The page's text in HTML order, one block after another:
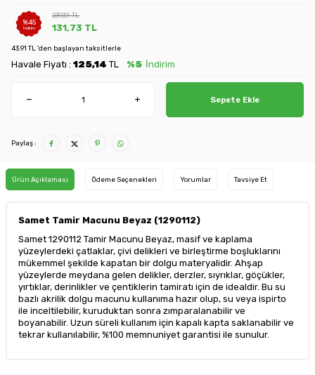
%45
İndirim
239,51TL
131,73 TL
43.91 TL 'den başlayan taksitlerle
Havale Fiyatı : 125,14 TL %5 İndirim
Sepete Ekle
Paylaş :
Ürün Açıklaması Ödeme Seçenekleri Yorumlar Tavsiye Et
Samet Tamir Macunu Beyaz (1290112)
Samet 1290112 Tamir Macunu Beyaz, masif ve kaplama
yüzeylerdeki çatlaklar, çivi delikleri ve birleştirme boşluklarını
mükemmel şekilde kapatan bir dolgu materyalidir. Ahşap
yüzeylerde meydana gelen delikler, derzler, sıyrıklar, göçükler,
yırtıklar, derinlikler ve çentiklerin tamiratı için de idealdir. Bu su
bazlı akrilik dolgu macunu kullanıma hazır olup, su veya ispirto
ile inceltilebilir, kuruduktan sonra zımparalanabilir ve
boyanabilir. Uzun süreli kullanım için kapalı kapta saklanabilir ve
tekrar kullanılabilir, %100 memnuniyet garantisi ile sunulur.